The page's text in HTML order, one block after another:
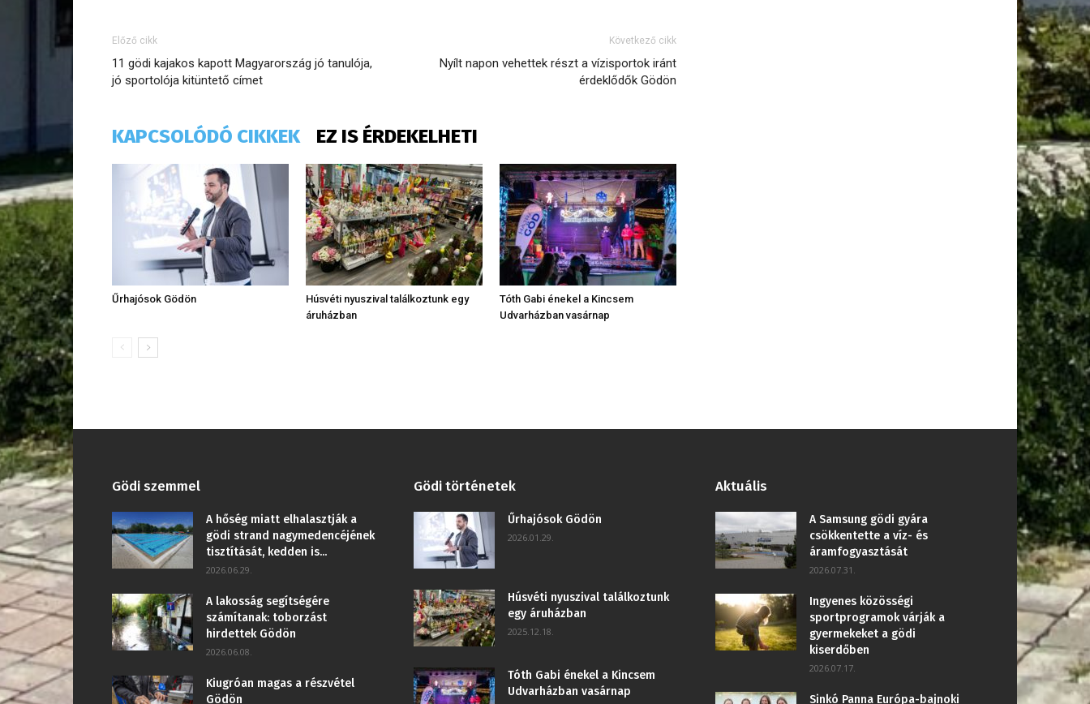
Előző cikk
11 gödi kajakos kapott Magyarország jó tanulója,
jó sportolója kitüntető címet
Következő cikk
Nyílt napon vehettek részt a vízisportok iránt
érdeklődők Gödön
KAPCSOLÓDÓ CIKKEK EZ IS ÉRDEKELHETI
Űrhajósok Gödön
Húsvéti nyuszival találkoztunk egy
áruházban
Tóth Gabi énekel a Kincsem
Udvarházban vasárnap
Gödi szemmel
A hőség miatt elhalasztják a
gödi strand nagymedencéjének
tisztítását, kedden is...
2026.06.29.
A lakosság segítségére
számítanak: toborzást
hirdettek Gödön
2026.06.08.
Kiugróan magas a részvétel
Gödön
Gödi történetek
Űrhajósok Gödön
2026.01.29.
Húsvéti nyuszival találkoztunk
egy áruházban
2025.12.18.
Tóth Gabi énekel a Kincsem
Udvarházban vasárnap
Aktuális
A Samsung gödi gyára
csökkentette a víz- és
áramfogyasztását
2026.07.31.
Ingyenes közösségi
sportprogramok várják a
gyermekeket a gödi
kiserdőben
2026.07.17.
Sinkó Panna Európa-bajnoki